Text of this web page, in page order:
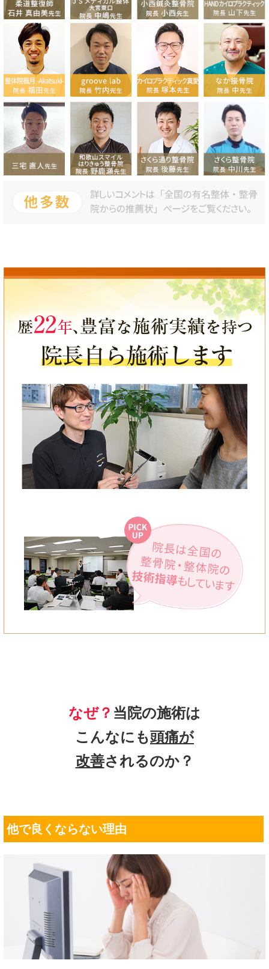
なぜ？ 当院の施術は
こんなにも頭痛が
改善されるのか？
他で良くならない理由